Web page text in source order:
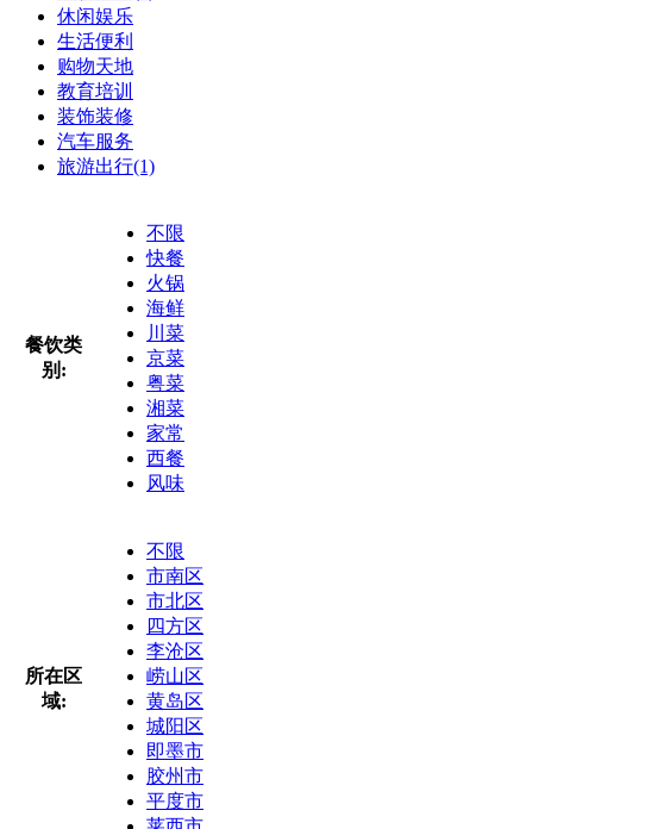
休闲娱乐
生活便利
购物天地
教育培训
装饰装修
汽车服务
旅游出行(1)
餐饮类
别:
不限
快餐
火锅
海鲜
川菜
京菜
粤菜
湘菜
家常
西餐
风味
所在区
域:
不限
市南区
市北区
四方区
李沧区
崂山区
黄岛区
城阳区
即墨市
胶州市
平度市